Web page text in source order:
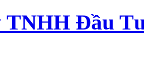
TNHH Đầu